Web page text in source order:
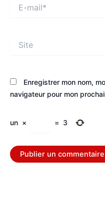
mail*
Enregistrer mon nom,
navigateur pour mon
un × = 3